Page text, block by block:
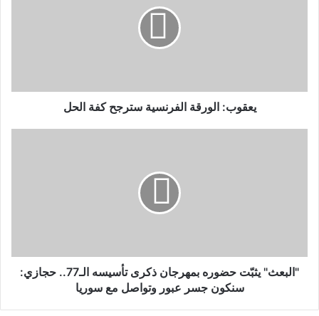
يعقوب: الورقة الفرنسية سترجح كفة الحل
"البعث" يثبّت حضوره بمهرجان ذكرى تأسيسه الـ77.. حجازي:
سنكون جسر عبور وتواصل مع سوريا